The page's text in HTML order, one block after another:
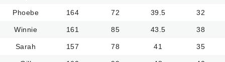
Phoebe 164 72 39.5 32
Winnie 161 85 43.5 38
Sarah 157 78 41 35